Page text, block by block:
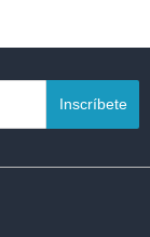
Inscríbete